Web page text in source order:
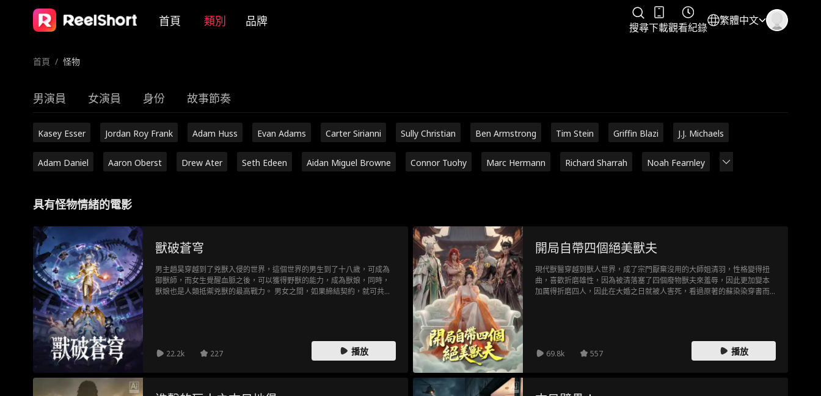
首頁 類別 品牌 搜尋下載觀看紀錄
繁體中文
首頁 / 怪物
男演員 女演員 身份 故事節奏
Kasey Esser Jordan Roy Frank Adam Huss Evan Adams Carter Sirianni Sully Christian Ben Armstrong Tim Stein Griffin Blazi J.J. Michaels
Adam Daniel Aaron Oberst Drew Ater Seth Edeen Aidan Miguel Browne Connor Tuohy Marc Hermann Richard Sharrah Noah Fearnley
具有怪物情緒的電影
獸破蒼穹
男主趙昊穿越到了兇獸入侵的世界，這個世界的男生到了十八歲，可成為
御獸師，而女生覺醒血脈之後，可以獲得野獸的能力，成為獸娘，同時，
獸娘也是人類抵禦兇獸的最高戰力。 男女之間，如果締結契約，就可共同
22.2k 227 播放
開局自帶四個絕美獸夫
現代獸醫穿越到獸人世界，成了宗門厭棄沒用的大師姐清羽，性格變得扭
曲，喜歡折磨雄性，因為被清落塞了四個廢物獸夫來羞辱，因此更加變本
加厲得折磨四人，因此在大婚之日就被人害死，看過原著的蘇染染穿書而
疑惑，懷疑其轉型了，後因為清羽及時安撫獸化的獸夫，生死之間得不離
不棄，打動獸夫，贏得獸夫得好感。系統不停的發佈任務，加深清羽和眾
69.8k 557 播放